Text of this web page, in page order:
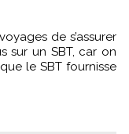
de s’assurer
sur un SBT, car on
le SBT fournisse